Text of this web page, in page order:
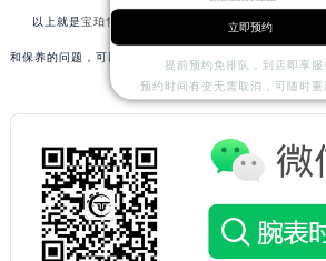
以上就是宝珀售后服务中心 为您分享的精彩内容。如
和保养的问题，可以拨打页面400电话进行咨询，我们将竭
立即预约
提前预约免排队，到店即享服
预约时间有变无需取消，可随时重